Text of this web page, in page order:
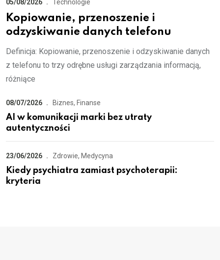
05/08/2026 Technologie
Kopiowanie, przenoszenie i
odzyskiwanie danych telefonu
Definicja: Kopiowanie, przenoszenie i odzyskiwanie danych
z telefonu to trzy odrębne usługi zarządzania informacją,
różniące
08/07/2026 Biznes, Finanse
AI w komunikacji marki bez utraty
autentyczności
23/06/2026 Zdrowie, Medycyna
Kiedy psychiatra zamiast psychoterapii:
kryteria